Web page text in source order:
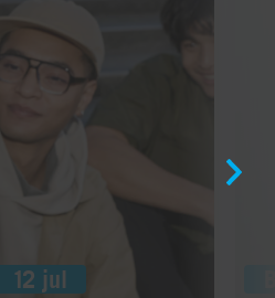
12 jul